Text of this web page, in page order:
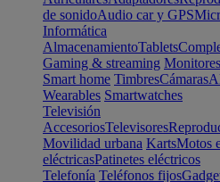
de sonidoAudio car y GPS
Informática
AlmacenamientoTablets
Gaming & streaming
Smart home TimbresCámaras
Wearables Smartwatches
Televisión
AccesoriosTelevisores
Movilidad urbana KartsMotos
eléctricasPatinetes eléctricos
Telefonía Teléfonos fijos